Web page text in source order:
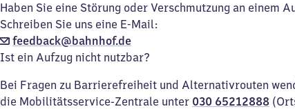
Haben Sie eine Störung oder Verschmutzung an einem
Schreiben Sie uns eine E-Mail:
feedback@bahnhof.de
Ist ein Aufzug nicht nutzbar?
Bei Fragen zu Barrierefreiheit und Alternativrouten
die Mobilitätsservice-Zentrale unter 030 65212888